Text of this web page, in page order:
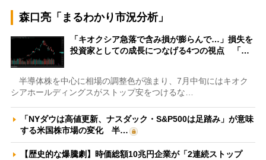
森口亮「まるわかり市況分析」
「キオクシア急落で含み損が膨らんで…」損失を
投資家としての成長につなげる4つの視点 「…
半導体株を中心に相場の調整色が強まり、7月中旬にはキオク
シアホールディングスがストップ安をつけるな…
「NYダウは高値更新、ナスダック・S&P500は足踏み」が意味
する米国株市場の変化 半…
【歴史的な爆騰劇】時価総額10兆円企業が「2連続ストップ